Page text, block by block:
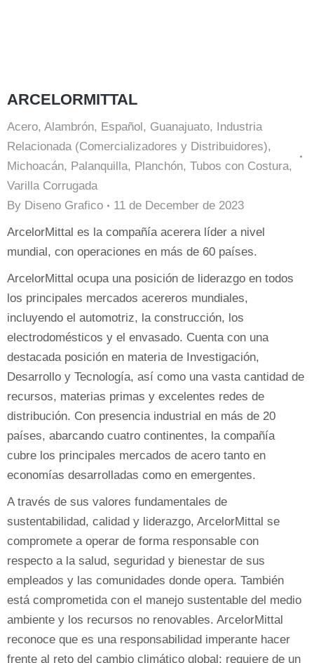
ARCELORMITTAL
Acero, Alambrón, Español, Guanajuato, Industria
Relacionada (Comercializadores y Distribuidores),
Michoacán, Palanquilla, Planchón, Tubos con Costura,
Varilla Corrugada
By Diseno Grafico
11 de December de 2023
ArcelorMittal es la compañía acerera líder a nivel
mundial, con operaciones en más de 60 países.
ArcelorMittal ocupa una posición de liderazgo en todos
los principales mercados acereros mundiales,
incluyendo el automotriz, la construcción, los
electrodomésticos y el envasado. Cuenta con una
destacada posición en materia de Investigación,
Desarrollo y Tecnología, así como una vasta cantidad de
recursos, materias primas y excelentes redes de
distribución. Con presencia industrial en más de 20
países, abarcando cuatro continentes, la compañía
cubre los principales mercados de acero tanto en
economías desarrolladas como en emergentes.
A través de sus valores fundamentales de
sustentabilidad, calidad y liderazgo, ArcelorMittal se
compromete a operar de forma responsable con
respecto a la salud, seguridad y bienestar de sus
empleados y las comunidades donde opera. También
está comprometida con el manejo sustentable del medio
ambiente y los recursos no renovables. ArcelorMittal
reconoce que es una responsabilidad imperante hacer
frente al reto del cambio climático global; requiere de un